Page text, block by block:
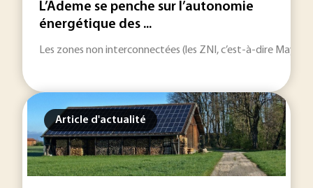
L’Ademe se penche sur l’autonomie
énergétique des ...
Les zones non interconnectées (les ZNI, c’est-à-dire
Article d'actualité